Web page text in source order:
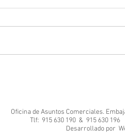
Oficina de Asuntos Comerciales.
Tlf: 915 630 190 & 915 630